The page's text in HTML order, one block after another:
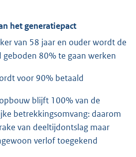
het generatiepact
van 58 jaar en ouder wordt de
geboden 80% te gaan werken
voor 90% betaald
blijft 100% van de
betrekkingsomvang: daarom
van deeltijdontslag maar
verlof toegekend